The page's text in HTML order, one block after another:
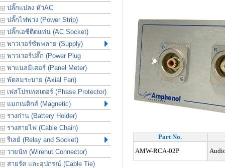
ปลั๊กแปลง หัวAC
ปลั๊กไฟพ่วง (Power Strip)
ปลั๊กเอซีติดแท่น (AC Socket)
พาวเวอร์ซัพพลาย (Supply)
พาวเวอร์ปลั๊ก (Power Plug
พาแนลมิเตอร์ (Panel Meter)
พัดลมระบาย (Axial Fan)
เฟสโปรเทคเตอร์ (Phase Protector)
แมกเนติกส์ (Magnetic)
รางถ่าน (Battery Holder)
รางสายไฟ (Cable Chain)
รีเลย์ (Relay and Socket)
วายนัท (Wirenut Connector)
สายรัด และอุปกรณ์ (Cable Tie)
Part No.
AMW-RCA-02P